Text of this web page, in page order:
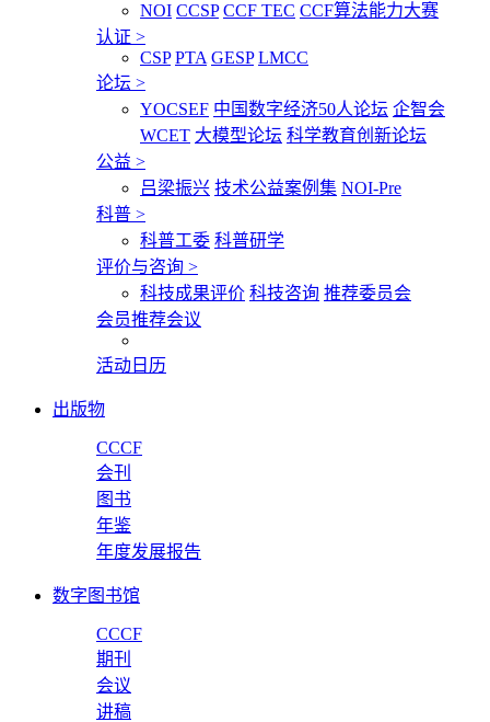
NOI CCSP CCF TEC CCF算法能力大赛
认证 >
CSP PTA GESP LMCC
论坛 >
YOCSEF 中国数字经济50人论坛 企智会
WCET 大模型论坛 科学教育创新论坛
公益 >
吕梁振兴 技术公益案例集 NOI-Pre
科普 >
科普工委 科普研学
评价与咨询 >
科技成果评价 科技咨询 推荐委员会
会员推荐会议
活动日历
出版物
CCCF
会刊
图书
年鉴
年度发展报告
数字图书馆
CCCF
期刊
会议
讲稿